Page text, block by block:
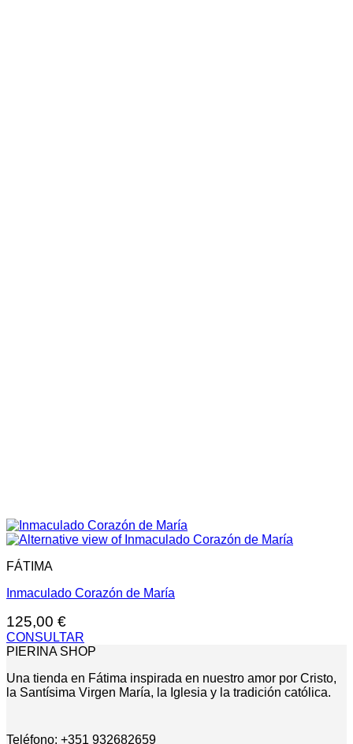
FÁTIMA
Inmaculado Corazón de María
125,00 €
CONSULTAR
PIERINA SHOP
Una tienda en Fátima inspirada en nuestro amor por Cristo,
la Santísima Virgen María, la Iglesia y la tradición católica.
Teléfono: +351 932682659